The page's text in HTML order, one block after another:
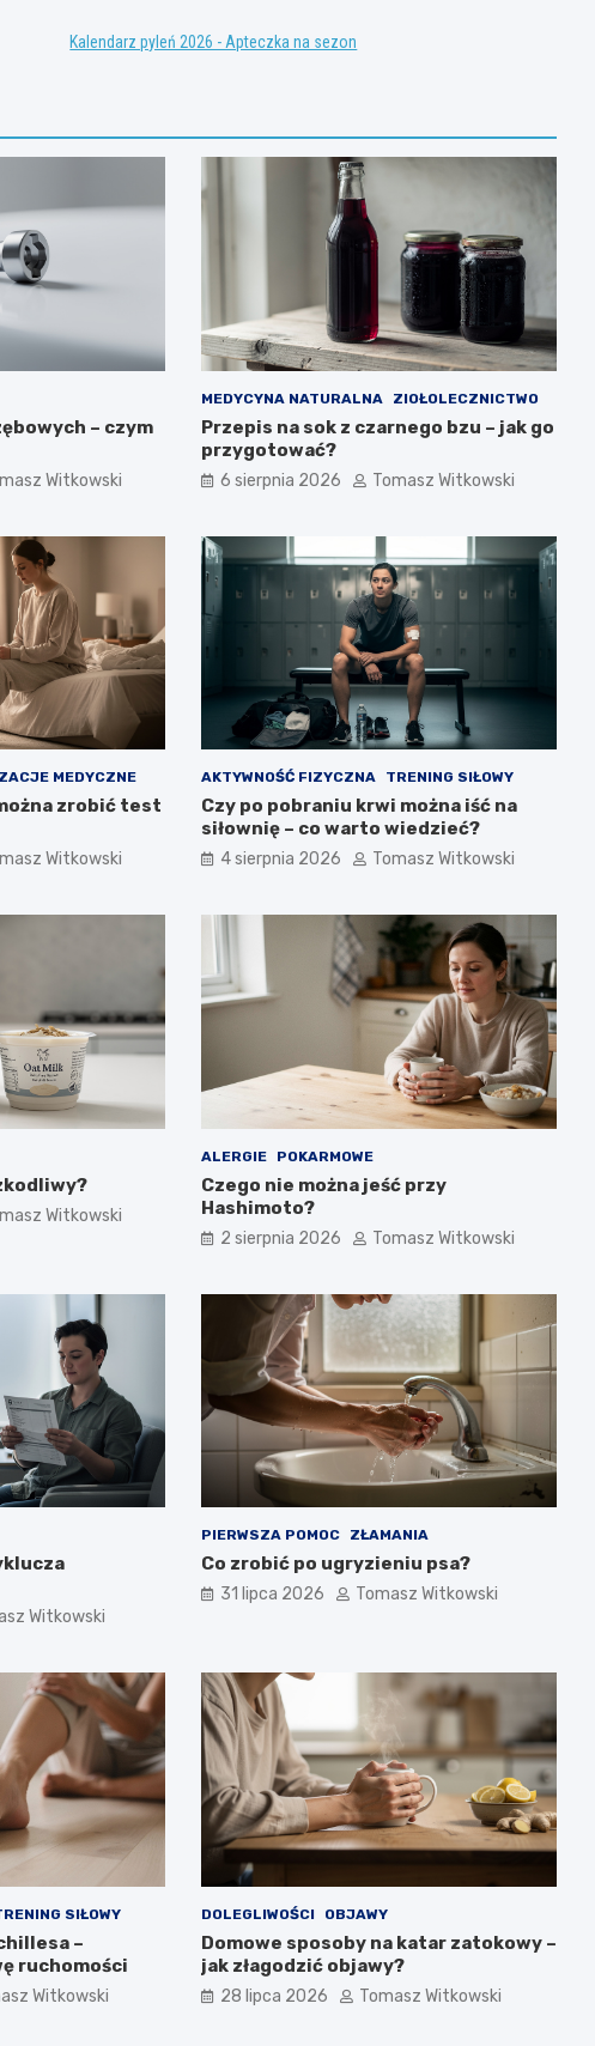
Kalendarz pyleń 2026 - Apteczka na sezon
– czym
Witkowski
MEDYCYNA NATURALNA ZIOŁOLECZNICTWO
Przepis na sok z czarnego bzu – jak go
przygotować?
6 sierpnia 2026 Tomasz Witkowski
MEDYCZNE
zrobić test
Witkowski
AKTYWNOŚĆ FIZYCZNA TRENING SIŁOWY
Czy po pobraniu krwi można iść na
siłownię – co warto wiedzieć?
4 sierpnia 2026 Tomasz Witkowski
Witkowski
ALERGIE POKARMOWE
Czego nie można jeść przy
Hashimoto?
2 sierpnia 2026 Tomasz Witkowski
Witkowski
PIERWSZA POMOC ZŁAMANIA
Co zrobić po ugryzieniu psa?
31 lipca 2026 Tomasz Witkowski
SIŁOWY
–
ruchomości
Witkowski
DOLEGLIWOŚCI OBJAWY
Domowe sposoby na katar zatokowy –
jak złagodzić objawy?
28 lipca 2026 Tomasz Witkowski